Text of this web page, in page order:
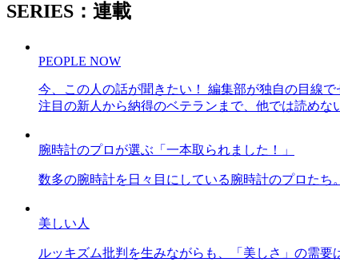
SERIES：連載
PEOPLE NOW
今、この人の話が聞きたい！ 編集部が独自の目線
注目の新人から納得のベテランまで、他では読めな
腕時計のプロが選ぶ「一本取られました！」
数多の腕時計を日々目にしている腕時計のプロたち
美しい人
ルッキズム批判を生みながらも、「美しさ」の需